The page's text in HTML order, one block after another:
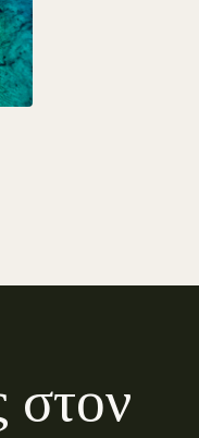
στον